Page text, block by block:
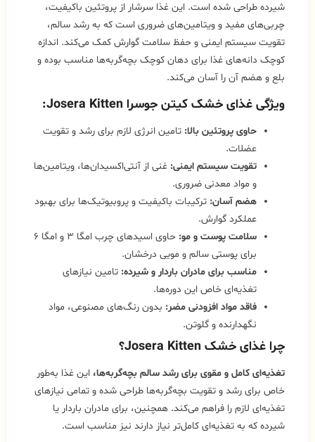
شیرده طراحی شده است. این غذا سرشار از پروتئین باکیفیت،
چربی‌های مفید و ویتامین‌های ضروری است که به رشد سالم،
تقویت سیستم ایمنی و حفظ سلامت گوارش کمک می‌کند. اندازه
کوچک دانه‌های غذا برای دهان کوچک بچه‌گربه‌ها مناسب بوده و
بلع و هضم آن را آسان می‌کند.
ویژگی غذای خشک کیتن جوسرا Josera Kitten:
حاوی پروتئین بالا: تامین انرژی لازم برای رشد و تقویت
عضلات.
تقویت سیستم ایمنی: غنی از آنتی‌اکسیدان‌ها، ویتامین‌ها
و مواد معدنی ضروری.
هضم آسان: ترکیبات باکیفیت و پروبیوتیک‌ها برای بهبود
عملکرد گوارش.
سلامت پوست و مو:
حاوی اسیدهای چرب امگا ۳ و امگا ۶
برای پوستی سالم و مویی درخشان.
مناسب برای مادران باردار و شیرده: تامین نیازهای
تغذیه‌ای خاص این دوره‌ها.
فاقد مواد افزودنی مضر: بدون رنگ‌های مصنوعی، مواد
نگهدارنده و گلوتن.
چرا غذای خشک Josera Kitten؟
تغذیه‌ای کامل و مقوی برای رشد سالم بچه‌گربه‌ها، این غذا به‌طور
خاص برای رشد و تقویت بچه‌گربه‌ها طراحی شده و تمامی نیازهای
تغذیه‌ای لازم را فراهم می‌کند. همچنین، برای مادران باردار یا
شیرده که به تغذیه‌ای کامل‌تر نیاز دارند نیز مناسب است.